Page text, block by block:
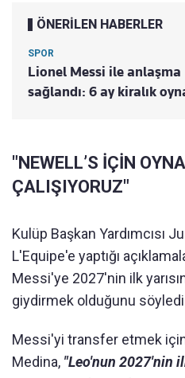
ÖNERİLEN HABERLER
SPOR
Lionel Messi ile anlaşma
sağlandı: 6 ay kiralık
"NEWELL’S İÇİN
ÇALIŞIYORUZ"
Kulüp Başkan Yardımcısı
L'Equipe'e yaptığı
Messi'ye 2027'nin ilk
giydirmek olduğunu
Messi'yi transfer etmek için
Medina, "Leo'nun 2027'nin